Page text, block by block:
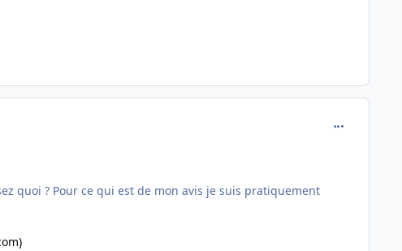
quoi ? Pour ce qui est de mon avis je suis pratiquement